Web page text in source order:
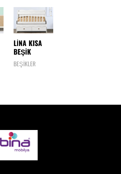
LİNA KISA
BEŞİK
BEŞİKLER